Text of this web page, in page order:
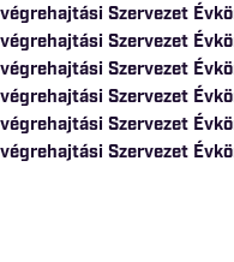
Szervezet
Szervezet
Szervezet
Szervezet
Szervezet
Szervezet